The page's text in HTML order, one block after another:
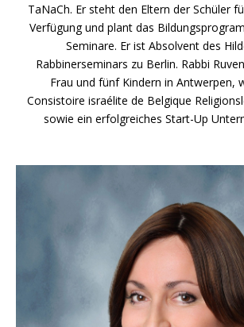
TaNaCh. Er steht den Eltern der Schüler
Verfügung und plant das
Seminare. Er ist Absolvent des
Rabbinerseminars zu Berlin. Rabbi
Frau und fünf Kindern in Antwerpen,
Consistoire israélite de Belgique
sowie ein erfolgreiches Start-Up